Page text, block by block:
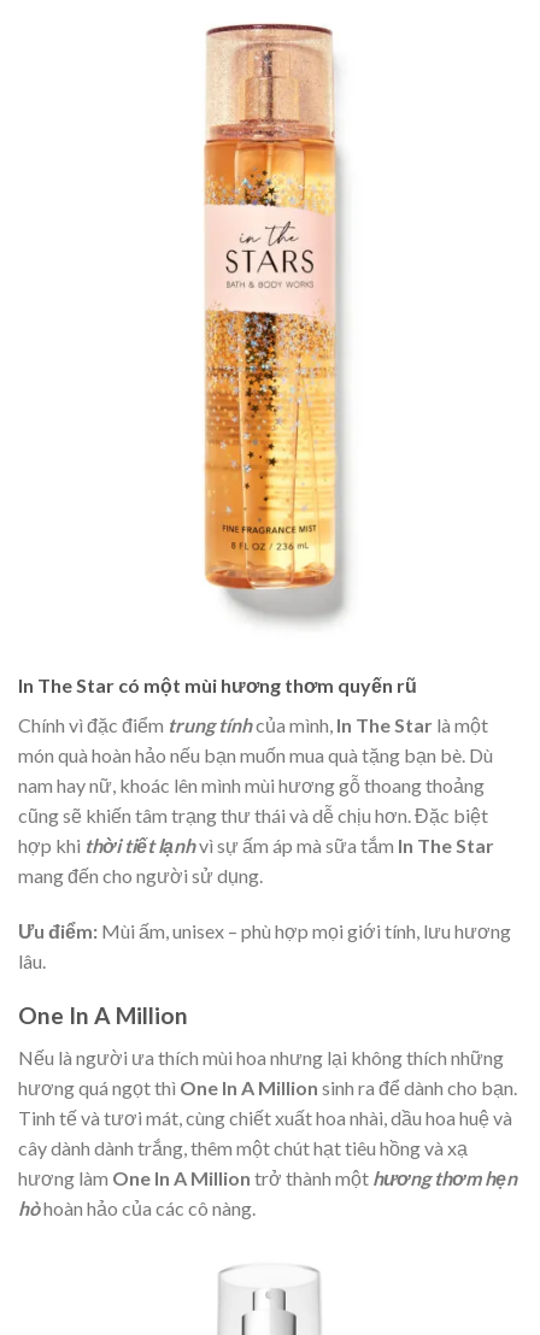
In The Star có một mùi hương thơm quyến rũ
Chính vì đặc điểm trung tínhcủa mình, In The Star là một
món quà hoàn hảo nếu bạn muốn mua quà tặng bạn bè. Dù
nam hay nữ, khoác lên mình mùi hương gỗ thoang thoảng
cũng sẽ khiến tâm trạng thư thái và dễ chịu hơn. Đặc biệt
hợp khi thời tiết lạnhvì sự ấm áp mà sữa tắm In TheStar
mang đến cho người sử dụng.
Ưu điểm: Mùi ấm, unisex – phù hợp mọi giới tính, lưu hương
lâu.
One In A Million
Nếu là người ưa thích mùi hoa nhưng lại không thích những
hương quá ngọt thì One In A Million sinh ra để dành cho bạn.
Tinh tế và tươi mát, cùng chiết xuất hoa nhài, dầu hoa huệ và
cây dành dành trắng, thêm một chút hạt tiêu hồng và xạ
hương làm One In A Million trở thành một hương thơm hẹn
hòhoàn hảo của các cô nàng.